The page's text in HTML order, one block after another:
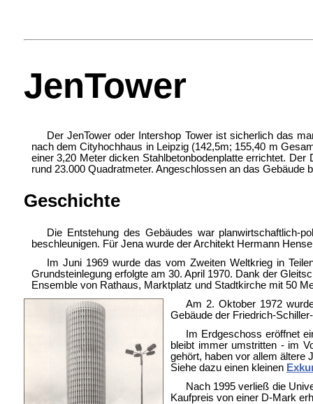
JenTower
Der JenTower oder Intershop Tower ist sicherlich das
nach dem Cityhochhaus in Leipzig (142,5m; 155,40 m
einer 3,20 Meter dicken Stahlbetonbodenplatte errichtet.
rund 23.000 Quadratmeter. Angeschlossen an das
Geschichte
Die Entstehung des Gebäudes war planwirtschaftlich-
beschleunigen. Für Jena wurde der Architekt Hermann
Im Juni 1969 wurde das vom Zweiten Weltkrieg in
Grundsteinlegung erfolgte am 30. April 1970. Dank der
Ensemble von Rathaus, Marktplatz und Stadtkirche mit 50
Am 2. Oktober 1972
Gebäude der Friedrich-
Im Erdgeschoss eröffnet
bleibt immer umstritten - im
gehört, haben vor allem ältere
Siehe dazu einen kleinen
Nach 1995 verließ die
Kaufpreis von einer D-Mark